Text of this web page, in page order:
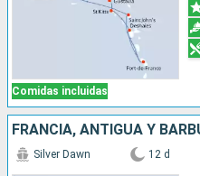
Comidas incluidas
Silver Dawn 12 d